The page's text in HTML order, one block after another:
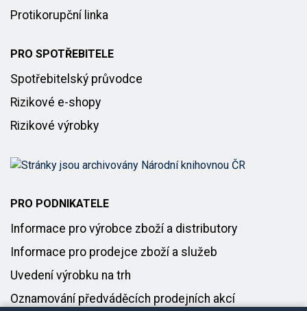
Protikorupční linka
PRO SPOTŘEBITELE
Spotřebitelský průvodce
Rizikové e-shopy
Rizikové výrobky
PRO PODNIKATELE
Informace pro výrobce zboží a distributory
Informace pro prodejce zboží a služeb
Uvedení výrobku na trh
Oznamování předváděcích prodejních akcí